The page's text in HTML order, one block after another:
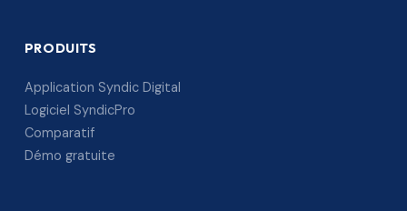
PRODUITS
Application Syndic Digital
Logiciel SyndicPro
Comparatif
Démo gratuite